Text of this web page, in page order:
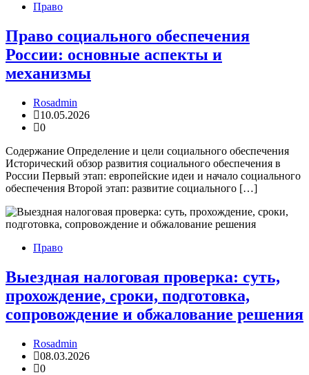
Право
Право социального обеспечения
России: основные аспекты и
механизмы
Rosadmin
10.05.2026
0
Содержание Определение и цели социального обеспечения
Исторический обзор развития социального обеспечения в
России Первый этап: европейские идеи и начало социального
обеспечения Второй этап: развитие социального […]
Право
Выездная налоговая проверка: суть,
прохождение, сроки, подготовка,
сопровождение и обжалование решения
Rosadmin
08.03.2026
0